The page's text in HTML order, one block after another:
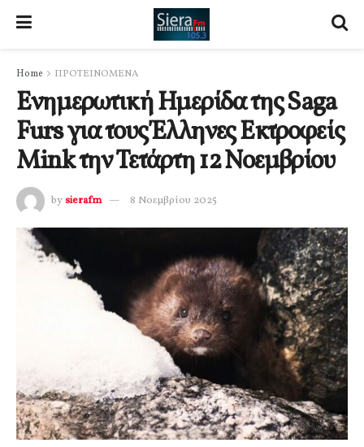
Home ΠΡΟΤΕΙΝΟΜΕΝΑ
Ενημερωτική Ημερίδα της Saga
Furs για τους Έλληνες Εκτροφείς
Mink την Τετάρτη 12 Νοεμβρίου
by sierafm 8 Νοεμβρίου 2025